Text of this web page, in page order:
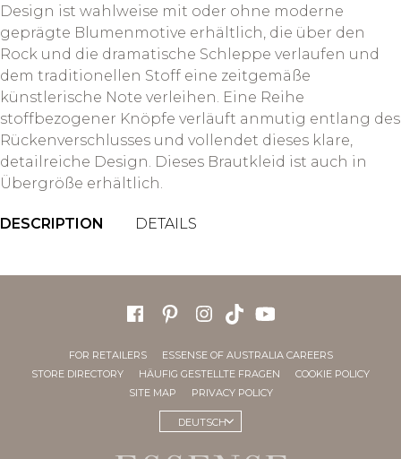
Design ist wahlweise mit oder ohne moderne
geprägte Blumenmotive erhältlich, die über den
Rock und die dramatische Schleppe verlaufen und
dem traditionellen Stoff eine zeitgemäße
künstlerische Note verleihen. Eine Reihe
stoffbezogener Knöpfe verläuft anmutig entlang des
Rückenverschlusses und vollendet dieses klare,
detailreiche Design. Dieses Brautkleid ist auch in
Übergröße erhältlich.
DESCRIPTION DETAILS
FOR RETAILERS
ESSENSE OF AUSTRALIA CAREERS
STORE DIRECTORY
HÄUFIG GESTELLTE FRAGEN
COOKIE POLICY
SITE MAP
PRIVACY POLICY
DEUTSCH